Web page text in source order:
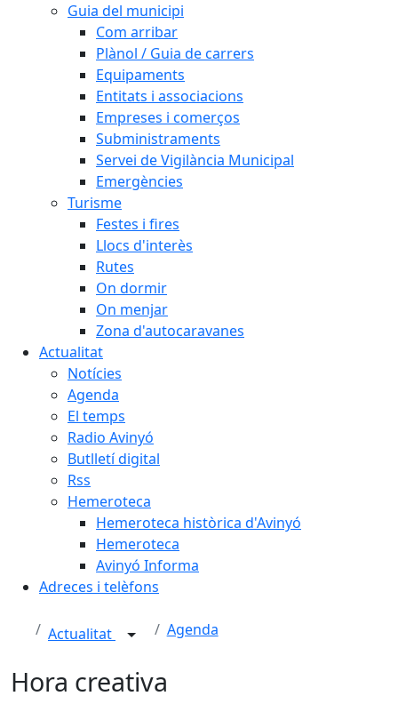
Guia del municipi
Com arribar
Plànol / Guia de carrers
Equipaments
Entitats i associacions
Empreses i comerços
Subministraments
Servei de Vigilància Municipal
Emergències
Turisme
Festes i fires
Llocs d'interès
Rutes
On dormir
On menjar
Zona d'autocaravanes
Actualitat
Notícies
Agenda
El temps
Radio Avinyó
Butlletí digital
Rss
Hemeroteca
Hemeroteca històrica d'Avinyó
Hemeroteca
Avinyó Informa
Adreces i telèfons
Actualitat Agenda
Hora creativa